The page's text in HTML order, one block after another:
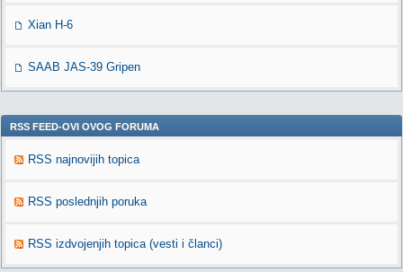
Xian H-6
SAAB JAS-39 Gripen
RSS FEED-OVI OVOG FORUMA
RSS najnovijih topica
RSS poslednjih poruka
RSS izdvojenjih topica (vesti i članci)